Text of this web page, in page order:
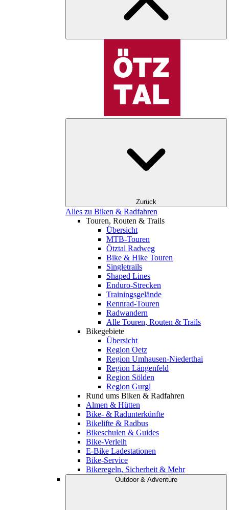
Zurück
Alles zu Biken & Radfahren
Touren, Routen & Trails
Übersicht
MTB-Touren
Ötztal Radweg
Bike & Hike Touren
Singletrails
Shaped Lines
Enduro-Strecken
Trainingsgelände
Rennrad-Touren
Radwandern
Alle Touren, Routen & Trails
Bikegebiete
Übersicht
Region Oetz
Region Umhausen-Niederthai
Region Längenfeld
Region Sölden
Region Gurgl
Rund ums Biken & Radfahren
Almen & Hütten
Bike- & Radunterkünfte
Bikelifte & Radbus
Bikeschulen & Guides
Bike-Verleih
E-Bike Ladestationen
Bike-Service
Bikeregeln, Sicherheit & Mehr
Outdoor & Adventure